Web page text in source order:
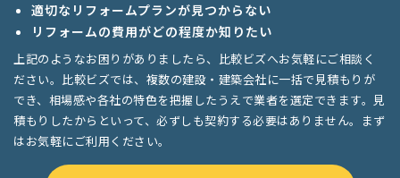
適切なリフォームプランが見つからない
リフォームの費用がどの程度か知りたい
上記のようなお困りがありましたら、比較ビズへお気軽にご相談く
ださい。比較ビズでは、複数の建設・建築会社に一括で見積もりが
でき、相場感や各社の特色を把握したうえで業者を選定できます。見
積もりしたからといって、必ずしも契約する必要はありません。まず
はお気軽にご利用ください。